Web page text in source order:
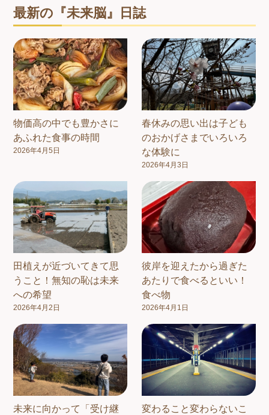
最新の『未来脳』日誌
物価高の中でも豊かさに
あふれた食事の時間
2026年4月5日
春休みの思い出は子ども
のおかげさまでいろいろ
な体験に
2026年4月3日
田植えが近づいてきて思
うこと！無知の恥は未来
への希望
2026年4月2日
彼岸を迎えたから過ぎた
あたりで食べるといい！
食べ物
2026年4月1日
未来に向かって「受け継
変わること変わらないこ